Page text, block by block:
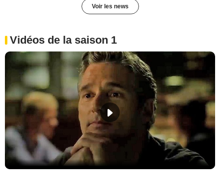
Voir les news
Vidéos de la saison 1